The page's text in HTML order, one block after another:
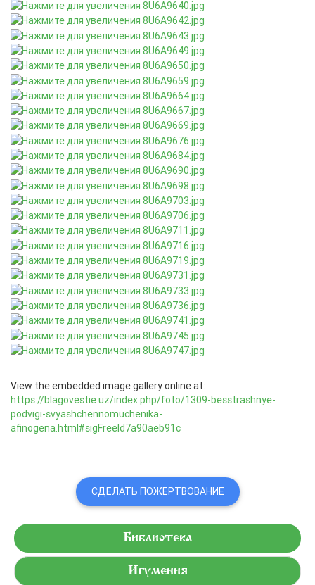
View the embedded image gallery online at:
https://blagovestie.uz/index.php/foto/1309-besstrashnye-
podvigi-svyashchennomuchenika-
afinogena.html#sigFreeId7a90aeb91c
СДЕЛАТЬ ПОЖЕРТВОВАНИЕ
Библиотека
Игумения